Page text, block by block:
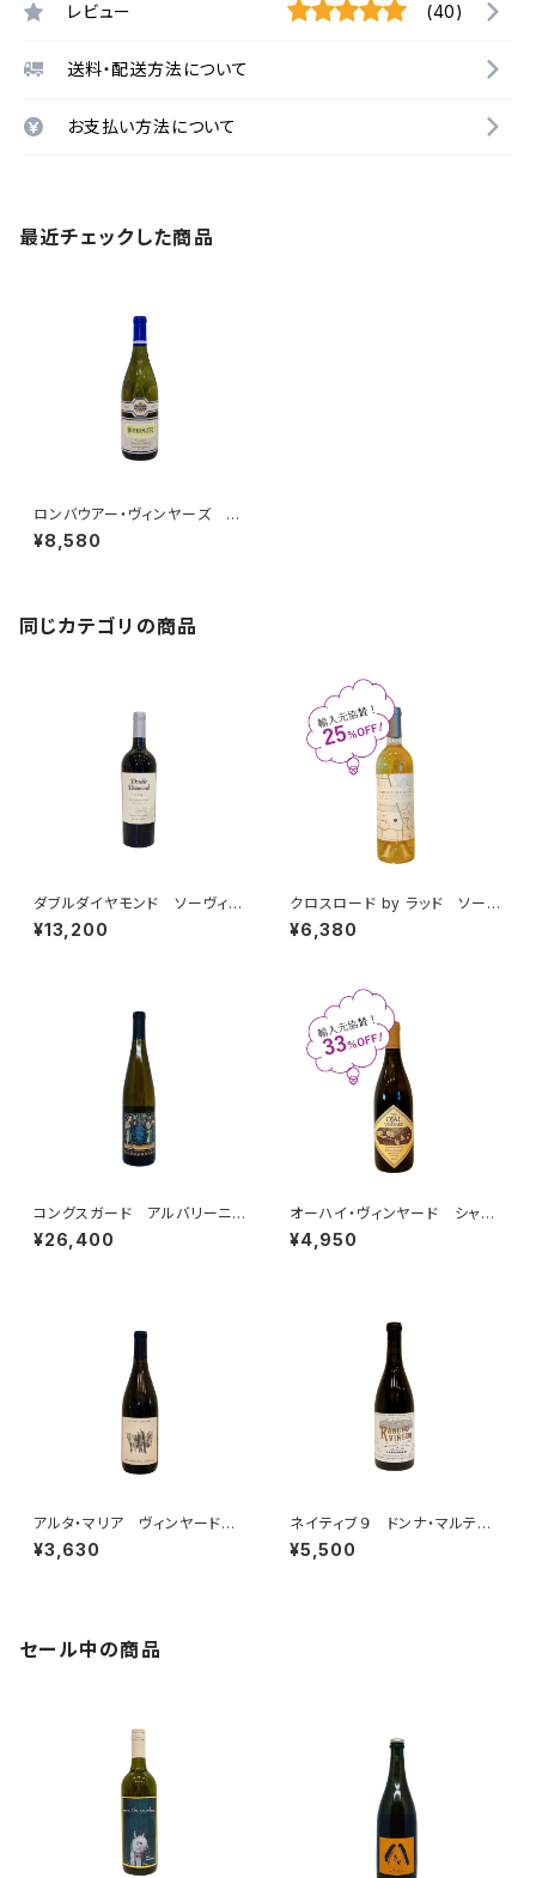
レビュー (40)
送料・配送方法について
お支払い方法について
最近チェックした商品
ロンバウアー・ヴィンヤーズ シ
ャルドネ ナパ・ヴァレー カー
ネロス 2024
¥8,580
同じカテゴリの商品
ダブルダイヤモンド ソーヴィニ
ヨン・ブラン ナパ・ヴァレー 2
024
¥13,200
クロスロード by ラッド ソーヴ
ィニヨン・ブラン マウント・ヴィ
ーダー エステート ナパ・ヴァ
¥6,380
コングスガード アルバリーニ
ョ 2024
¥26,400
オーハイ・ヴィンヤード シャル
ドネ ビエン・ナシード・ヴィン
ヤード 2021
¥4,950
アルタ・マリア ヴィンヤード
シャルドネ 2021
¥3,630
ネイティブ９ ドンナ・マルティ
ナ シャルドネ 2014
¥5,500
セール中の商品